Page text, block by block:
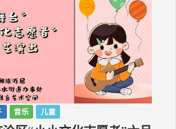
音乐 儿童